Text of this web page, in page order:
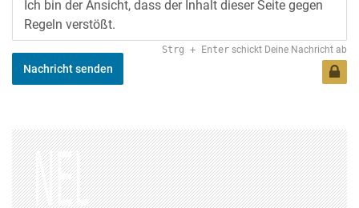
Strg + Enter schickt Deine Nachricht ab
Nachricht senden